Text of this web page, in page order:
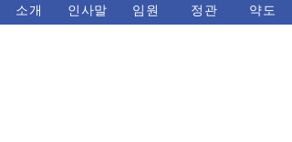
소개 인사말 임원 정관 약도